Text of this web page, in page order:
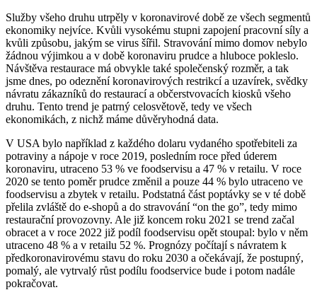
Služby všeho druhu utrpěly v koronavirové době ze všech segmentů
ekonomiky nejvíce. Kvůli vysokému stupni zapojení pracovní síly a
kvůli způsobu, jakým se virus šířil. Stravování mimo domov nebylo
žádnou výjimkou a v době koronaviru prudce a hluboce pokleslo.
Návštěva restaurace má obvykle také společenský rozměr, a tak
jsme dnes, po odeznění koronavirových restrikcí a uzavírek, svědky
návratu zákazníků do restaurací a občerstvovacích kiosků všeho
druhu. Tento trend je patrný celosvětově, tedy ve všech
ekonomikách, z nichž máme důvěryhodná data.
V USA bylo například z každého dolaru vydaného spotřebiteli za
potraviny a nápoje v roce 2019, posledním roce před úderem
koronaviru, utraceno 53 % ve foodservisu a 47 % v retailu. V roce
2020 se tento poměr prudce změnil a pouze 44 % bylo utraceno ve
foodservisu a zbytek v retailu. Podstatná část poptávky se v té době
přelila zvláště do e-shopů a do stravování “on the go”, tedy mimo
restaurační provozovny. Ale již koncem roku 2021 se trend začal
obracet a v roce 2022 již podíl foodservisu opět stoupal: bylo v něm
utraceno 48 % a v retailu 52 %. Prognózy počítají s návratem k
předkoronavirovému stavu do roku 2030 a očekávají, že postupný,
pomalý, ale vytrvalý růst podílu foodservice bude i potom nadále
pokračovat.